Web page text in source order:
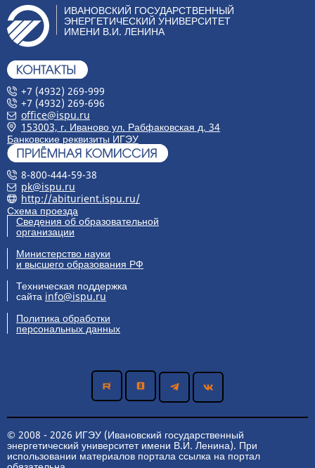
ИВАНОВСКИЙ ГОСУДАРСТВЕННЫЙ
ЭНЕРГЕТИЧЕСКИЙ УНИВЕРСИТЕТ
ИМЕНИ В.И. ЛЕНИНА
+7 (4932) 269-999
+7 (4932) 269-696
office@ispu.ru
153003, г. Иваново ул. Рабфаковская д. 34
Банковские реквизиты ИГЭУ
8-800-444-59-38
pk@ispu.ru
http://abiturient.ispu.ru/
Схема проезда
Сведения об образовательной
организации
Министерство науки
и высшего образования РФ
Техническая поддержка
сайта info@ispu.ru
Политика обработки
персональных данных
© 2008 - 2026 ИГЭУ (Ивановский государственный
энергетический университет имени В.И. Ленина). При
использовании материалов портала ссылка на портал